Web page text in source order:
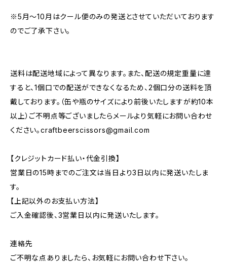
※5月～10月はクール便のみの発送とさせていただいております
のでご了承下さい。
送料は配送地域によって異なります。また、配送の規定重量に達
すると、1個口での配送ができなくなるため、2個口分の送料を頂
戴しております。（缶や瓶のサイズにより前後いたしますが約10本
以上）ご不明点等ございましたらメールより気軽にお問い合わせ
ください。craftbeerscissors@gmail.com
【クレジットカード払い・代金引換】
営業日の15時までのご注文は当日より3日以内に発送いたしま
す。
【上記以外のお支払い方法】
ご入金確認後、3営業日以内に発送いたします。
連絡先
ご不明な点ありましたら、お気軽にお問い合わせ下さい。